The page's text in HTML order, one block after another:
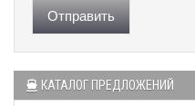
Отправить
КАТАЛОГ ПРЕДЛОЖЕНИЙ